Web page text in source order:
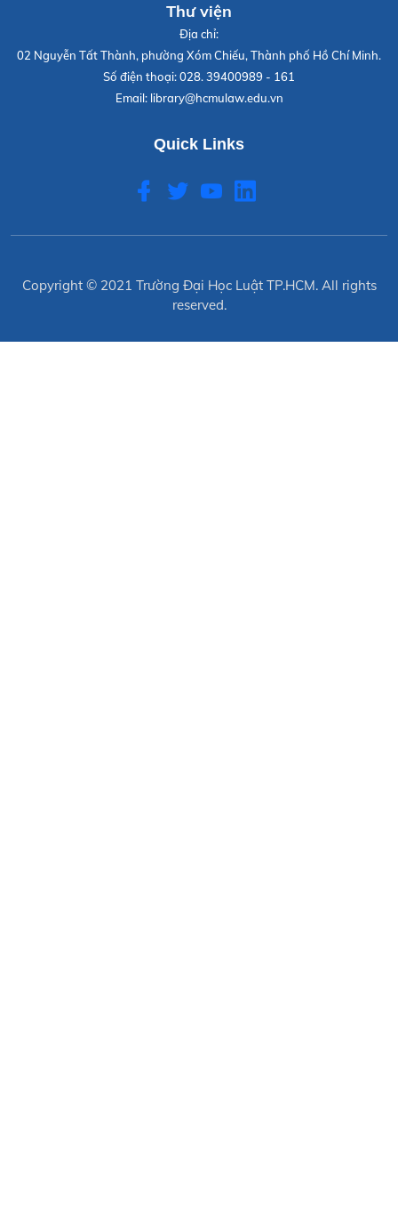
Thư viện
Địa chỉ:
02 Nguyễn Tất Thành, phường Xóm Chiếu, Thành phố Hồ Chí Minh.
Số điện thoại:028. 39400989 - 161
Email: library@hcmulaw.edu.vn
Quick Links
Copyright © 2021 Trường Đại Học Luật TP.HCM. All rights
reserved.